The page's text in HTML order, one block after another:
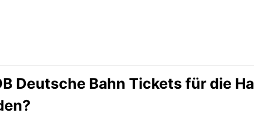
Deutsche Bahn Tickets für die